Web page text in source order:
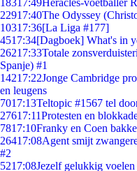
18317:49Heracles-voetballer
22917:40The Odyssey
10317:36[La Liga #177]
4517:34[Dagboek] What's in
26217:33Totale
Spanje) #1
14217:22Jonge Cambridge
en leugens
7017:13Teltopic #1567 tel
27617:11Protesten en
7817:10Franky en Coen
26417:08Agent smijt
#2
5217:08Jezelf gelukkig